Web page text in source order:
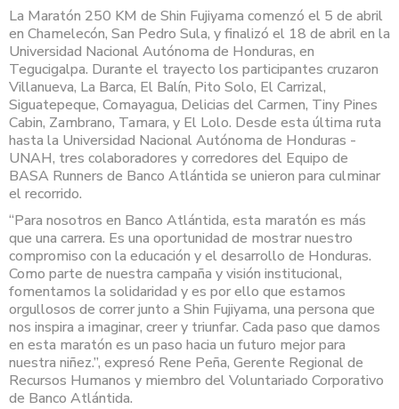
La Maratón 250 KM de Shin Fujiyama comenzó el 5 de abril
en Chamelecón, San Pedro Sula, y finalizó el 18 de abril en la
Universidad Nacional Autónoma de Honduras, en
Tegucigalpa. Durante el trayecto los participantes cruzaron
Villanueva, La Barca, El Balín, Pito Solo, El Carrizal,
Siguatepeque, Comayagua, Delicias del Carmen, Tiny Pines
Cabin, Zambrano, Tamara, y El Lolo. Desde esta última ruta
hasta la Universidad Nacional Autónoma de Honduras -
UNAH, tres colaboradores y corredores del Equipo de
BASA Runners de Banco Atlántida se unieron para culminar
el recorrido.
“Para nosotros en Banco Atlántida, esta maratón es más
que una carrera. Es una oportunidad de mostrar nuestro
compromiso con la educación y el desarrollo de Honduras.
Como parte de nuestra campaña y visión institucional,
fomentamos la solidaridad y es por ello que estamos
orgullosos de correr junto a Shin Fujiyama, una persona que
nos inspira a imaginar, creer y triunfar. Cada paso que damos
en esta maratón es un paso hacia un futuro mejor para
nuestra niñez.”, expresó Rene Peña, Gerente Regional de
Recursos Humanos y miembro del Voluntariado Corporativo
de Banco Atlántida.